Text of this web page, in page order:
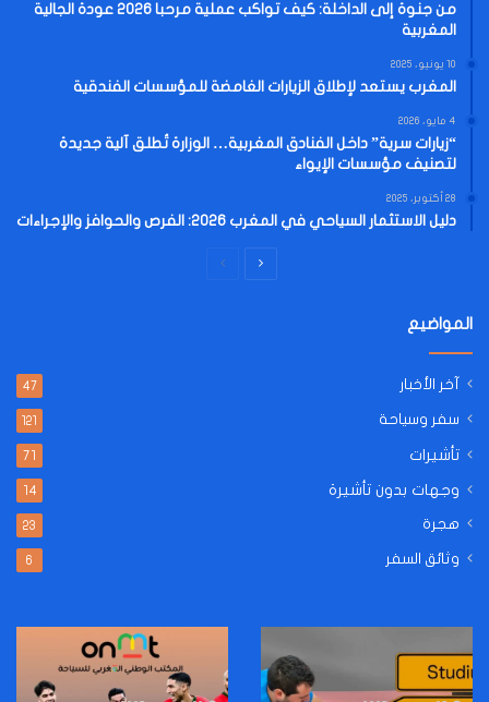
من جنوة إلى الداخلة: كيف تواكب عملية مرحبا 2026 عودة الجالية
المغربية
10 يونيو، 2025
المغرب يستعد لإطلاق الزيارات الغامضة للمؤسسات الفندقية
4 مايو، 2026
“زيارات سرية” داخل الفنادق المغربية… الوزارة تُطلق آلية جديدة
لتصنيف مؤسسات الإيواء
28 أكتوبر، 2025
دليل الاستثمار السياحي في المغرب 2026: الفرص والحوافز والإجراءات
الصفحةالصفحة
المواضيع
آخر الأخبار 47
سفر وسياحة 121
تأشيرات 71
وجهات بدون تأشيرة 14
هجرة 23
وثائق السفر 6
الألمانية”..
لماذا
على